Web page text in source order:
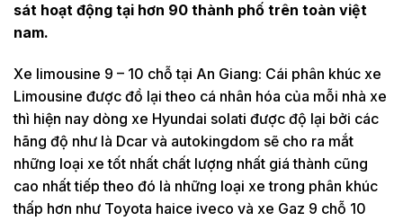
sát hoạt động tại hơn 90 thành phố trên toàn việt
nam.
Xe limousine 9 – 10 chỗ tại An Giang: Cái phân khúc xe
Limousine được đồ lại theo cá nhân hóa của mỗi nhà xe
thì hiện nay dòng xe Hyundai solati được độ lại bởi các
hãng độ như là Dcar và autokingdom sẽ cho ra mắt
những loại xe tốt nhất chất lượng nhất giá thành cũng
cao nhất tiếp theo đó là những loại xe trong phân khúc
thấp hơn như Toyota haice iveco và xe Gaz 9 chỗ 10